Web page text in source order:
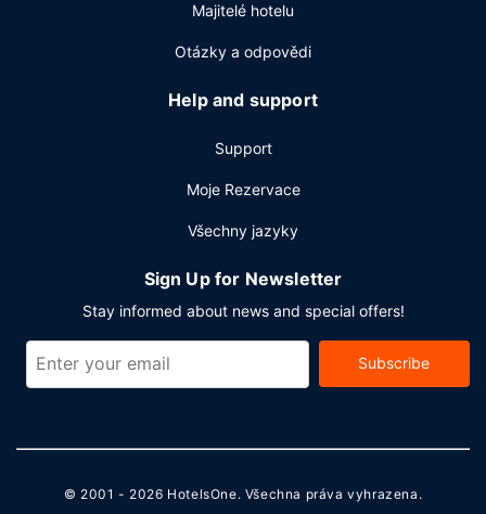
tomto hotelu můžete využít konferenční prostory o
(mj. konferenční centrum a zasedací
dopravní služby: kyvadlová doprava na letiště (k dispozici
Majitelé hotelu
Otázky a odpovědi
Help and support
Support
Moje Rezervace
Všechny jazyky
Sign Up for Newsletter
Stay informed about news and special offers!
Subscribe
© 2001 - 2026 HotelsOne. Všechna práva vyhrazena.